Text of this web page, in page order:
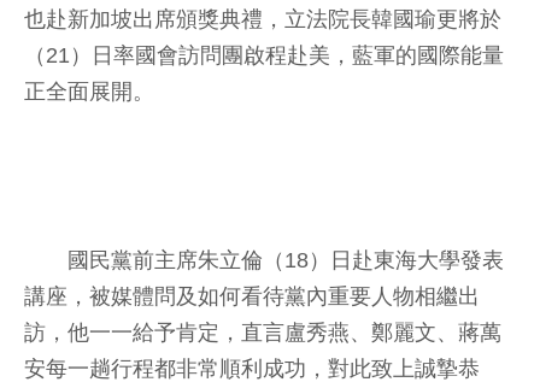
也赴新加坡出席頒獎典禮，立法院長韓國瑜更將於
（21）日率國會訪問團啟程赴美，藍軍的國際能量
正全面展開。
國民黨前主席朱立倫（18）日赴東海大學發表
講座，被媒體問及如何看待黨內重要人物相繼出
訪，他一一給予肯定，直言盧秀燕、鄭麗文、蔣萬
安每一趟行程都非常順利成功，對此致上誠摯恭